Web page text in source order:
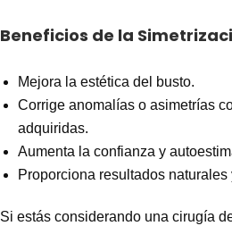
Beneficios de la
Mejora la estética del busto.
Corrige anomalías o asimetrías
adquiridas.
Aumenta la confianza y
Proporciona resultados naturales
Si estás considerando una cirugía